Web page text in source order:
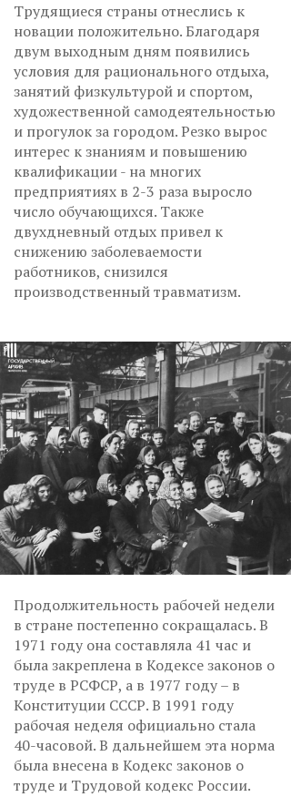
Трудящиеся страны отнеслись к
новации положительно. Благодаря
двум выходным дням появились
условия для рационального отдыха,
занятий физкультурой и спортом,
художественной самодеятельностью
и прогулок за городом. Резко вырос
интерес к знаниям и повышению
квалификации - на многих
предприятиях в 2-3 раза выросло
число обучающихся. Также
двухдневный отдых привел к
снижению заболеваемости
работников, снизился
производственный травматизм.
Продолжительность рабочей недели
в стране постепенно сокращалась. В
1971 году она составляла 41 час и
была закреплена в Кодексе законов о
труде в РСФСР, а в 1977 году – в
Конституции СССР. В 1991 году
рабочая неделя официально стала
40-часовой. В дальнейшем эта норма
была внесена в Кодекс законов о
труде и Трудовой кодекс России.